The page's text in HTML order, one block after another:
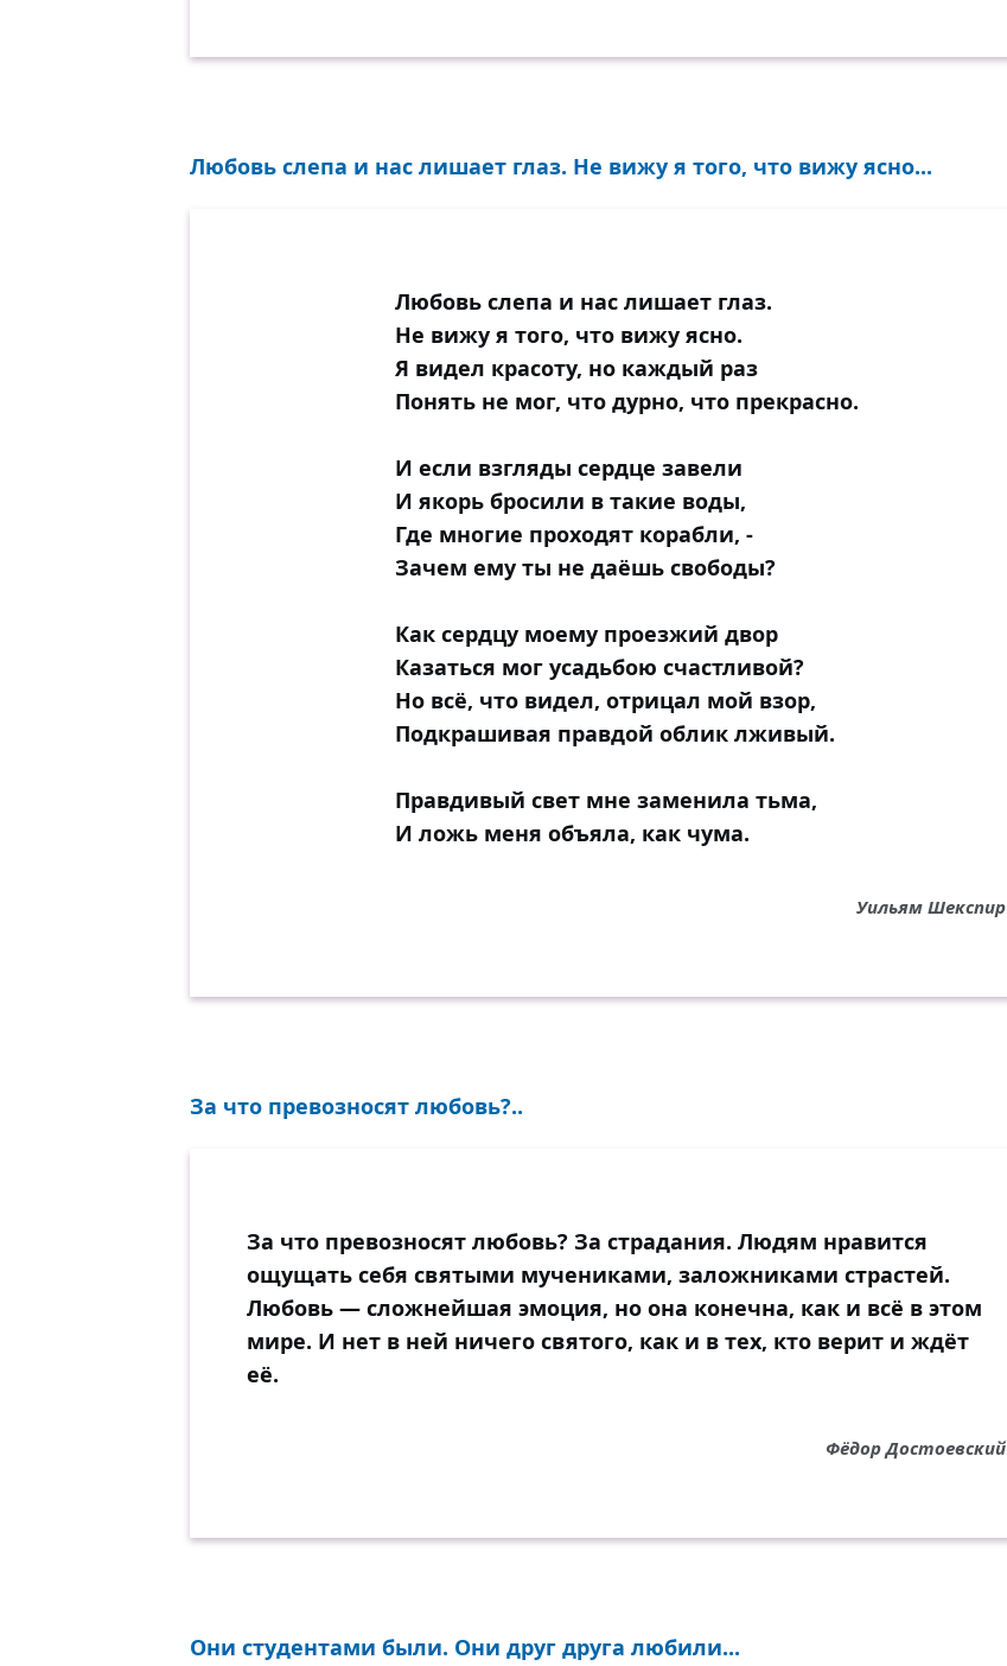
Любовь слепа и нас лишает глаз. Не вижу я того, что вижу ясно...
Любовь слепа и нас лишает глаз.
Не вижу я того, что вижу ясно.
Я видел красоту, но каждый раз
Понять не мог, что дурно, что прекрасно.
И если взгляды сердце завели
И якорь бросили в такие воды,
Где многие проходят корабли, -
Зачем ему ты не даёшь свободы?
Как сердцу моему проезжий двор
Казаться мог усадьбою счастливой?
Но всё, что видел, отрицал мой взор,
Подкрашивая правдой облик лживый.
Правдивый свет мне заменила тьма,
И ложь меня объяла, как чума.
Уильям Шекспир
За что превозносят любовь?..
За что превозносят любовь? За страдания. Людям нравится
ощущать себя святыми мучениками, заложниками страстей.
Любовь — сложнейшая эмоция, но она конечна, как и всё в этом
мире. И нет в ней ничего святого, как и в тех, кто верит и ждёт
её.
Фёдор Достоевский
Они студентами были. Они друг друга любили...